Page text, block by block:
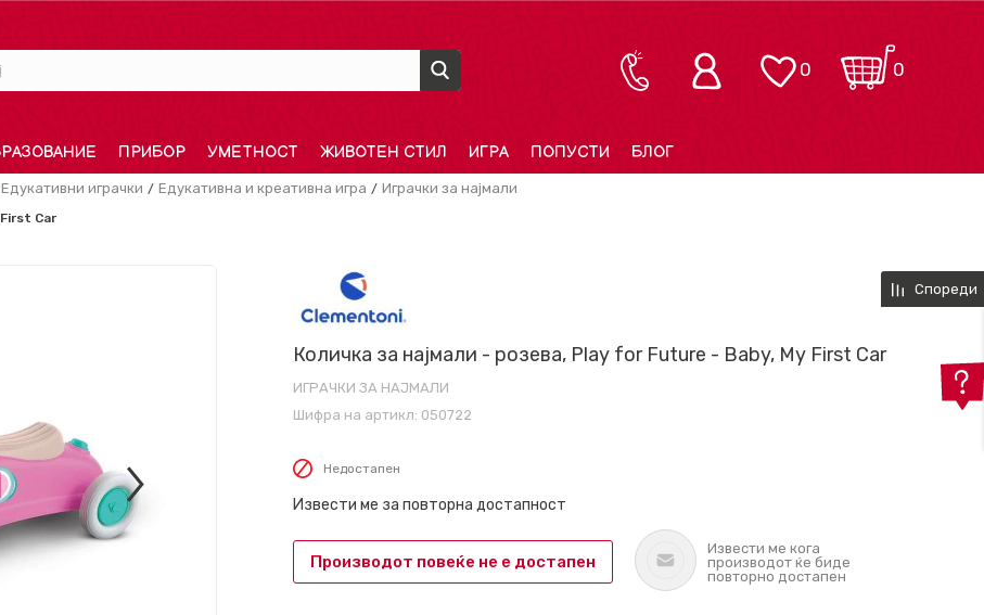
0
0
ПРИБОР УМЕТНОСТ ЖИВОТЕН СТИЛ ИГРА ПОПУСТИ БЛОГ
Едукативни играчки Едукативна и креативна игра Играчки за најмали
Car
Количка за најмали - розева, Play for Future - Baby, My First Car
ИГРАЧКИ ЗА НАЈМАЛИ
Шифра на артикл: 050722
Недостапен
Извести ме за повторна достапност
Производот повеќе не е достапен
Извести ме кога
производот ќе биде
повторно достапен
Спореди